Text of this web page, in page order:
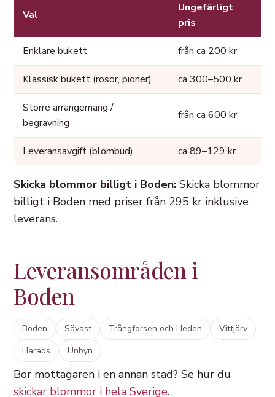
Val
Ungefärligt
pris
Enklare bukett från ca 200 kr
Klassisk bukett (rosor, pioner) ca 300–500 kr
Större arrangemang /
begravning
från ca 600 kr
Leveransavgift (blombud) ca 89–129 kr
Skicka blommor billigt i Boden: Skicka blommor
billigt i Boden med priser från 295 kr inklusive
leverans.
Leveransområden i
Boden
Boden Sävast Trångforsen och Heden
Vittjärv
Harads
Unbyn
Bor mottagaren i en annan stad? Se hur du
skickar blommor i hela Sverige.